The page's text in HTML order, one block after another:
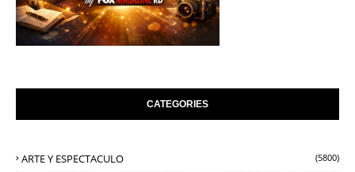
CATEGORIES
ARTE Y ESPECTACULO (5800)